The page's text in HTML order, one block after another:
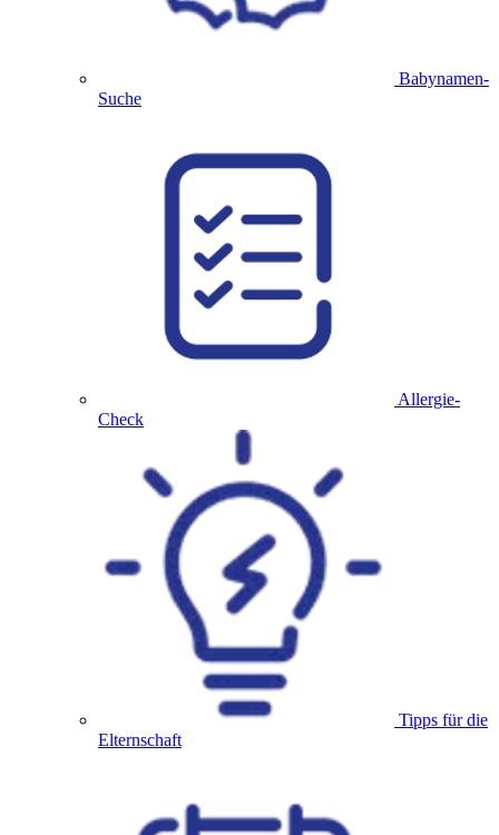
Babynamen-
Suche
Allergie-
Check
Tipps für die
Elternschaft